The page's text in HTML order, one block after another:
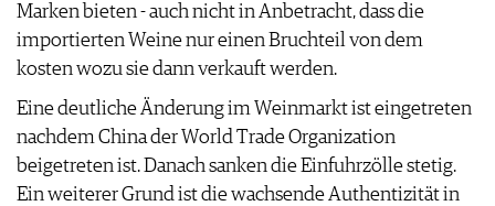
Marken bieten - auch nicht in Anbetracht, dass die
importierten Weine nur einen Bruchteil von dem
kosten wozu sie dann verkauft werden.
Eine deutliche Änderung im Weinmarkt ist eingetreten
nachdem China der World Trade Organization
beigetreten ist. Danach sanken die Einfuhrzölle stetig.
Ein weiterer Grund ist die wachsende Authentizität in